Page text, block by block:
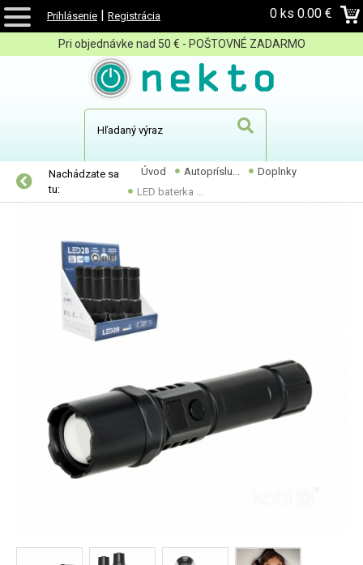
Prihlásenie | Registrácia 0 ks 0.00 €
Pri objednávke nad 50 € - POŠTOVNÉ ZADARMO
Nachádzate sa
tu:
Úvod Autopríslu...
Doplnky
LED baterka ...